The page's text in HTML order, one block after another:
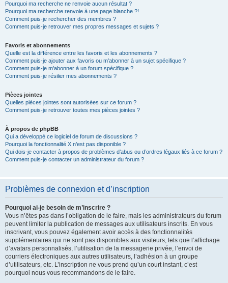
Pourquoi ma recherche ne renvoie aucun résultat ?
Pourquoi ma recherche renvoie à une page blanche ?!
Comment puis-je rechercher des membres ?
Comment puis-je retrouver mes propres messages et sujets ?
Favoris et abonnements
Quelle est la différence entre les favoris et les abonnements ?
Comment puis-je ajouter aux favoris ou m’abonner à un sujet spécifique ?
Comment puis-je m’abonner à un forum spécifique ?
Comment puis-je résilier mes abonnements ?
Pièces jointes
Quelles pièces jointes sont autorisées sur ce forum ?
Comment puis-je retrouver toutes mes pièces jointes ?
À propos de phpBB
Qui a développé ce logiciel de forum de discussions ?
Pourquoi la fonctionnalité X n’est pas disponible ?
Qui dois-je contacter à propos de problèmes d’abus ou d’ordres légaux liés à ce forum ?
Comment puis-je contacter un administrateur du forum ?
Problèmes de connexion et d’inscription
Pourquoi ai-je besoin de m’inscrire ?
Vous n’êtes pas dans l’obligation de le faire, mais les administrateurs du forum
peuvent limiter la publication de messages aux utilisateurs inscrits. En vous
inscrivant, vous pouvez également avoir accès à des fonctionnalités
supplémentaires qui ne sont pas disponibles aux visiteurs, tels que l’affichage
d’avatars personnalisés, l’utilisation de la messagerie privée, l’envoi de
courriers électroniques aux autres utilisateurs, l’adhésion à un groupe
d’utilisateurs, etc. L’inscription ne vous prend qu’un court instant, c’est
pourquoi nous vous recommandons de le faire.